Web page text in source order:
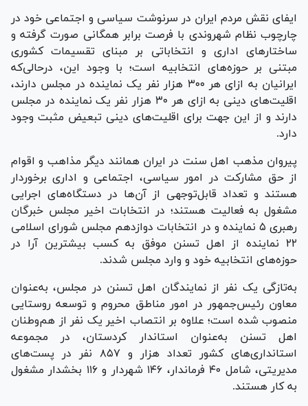
ایفای نقش مردم ایران در سرنوشت سیاسی و اجتماعی خود در
چارچوب نظام شهروندی با فرصت برابر همگانی صورت گرفته و
ساختار‌های اداری و انتخاباتی بر مبنای تقسیمات کشوری
مبتنی بر حوزه‌های انتخابیه است؛ با وجود این، درحالی‌که
ایرانیان به ازای هر ۳۰۰ هزار نفر یک نماینده در مجلس دارند،
اقلیت‌های دینی به ازای هر ۳۰ هزار نفر یک نماینده در مجلس
دارند و از این جهت برای اقلیت‌های دینی تبعیض مثبت وجود
دارد.
پیروان مذهب اهل سنت در ایران همانند دیگر مذاهب و اقوام
از حق مشارکت در امور سیاسی، اجتماعی و اداری برخوردار
هستند و تعداد قابل‌توجهی از آن‌ها در دستگاه‌های اجرایی
مشغول به فعالیت هستند؛ در انتخابات اخیر مجلس خبرگان
رهبری ۵ نماینده و در انتخابات دوازدهم مجلس شورای اسلامی
۲۲ نماینده از اهل تسنن موفق به کسب بیشترین آرا در
حوزه‌های انتخابیه خود و وارد مجلس شدند.
به‌تازگی یک نفر از نمایندگان اهل تسنن در مجلس، به‌عنوان
معاون رئیس‌جمهور در امور مناطق محروم و توسعه روستایی
منصوب شده است؛ علاوه بر انتصاب اخیر یک نفر از هم‌وطنان
اهل تسنن به‌عنوان استاندار کردستان، در مجموعه
استانداری‌های کشور تعداد هزار و ۸۵۷ نفر در پست‌های
مدیریتی، شامل ۴۰ فرماندار، ۱۴۶ شهردار و ۱۱۶ بخشدار مشغول
به کار هستند.